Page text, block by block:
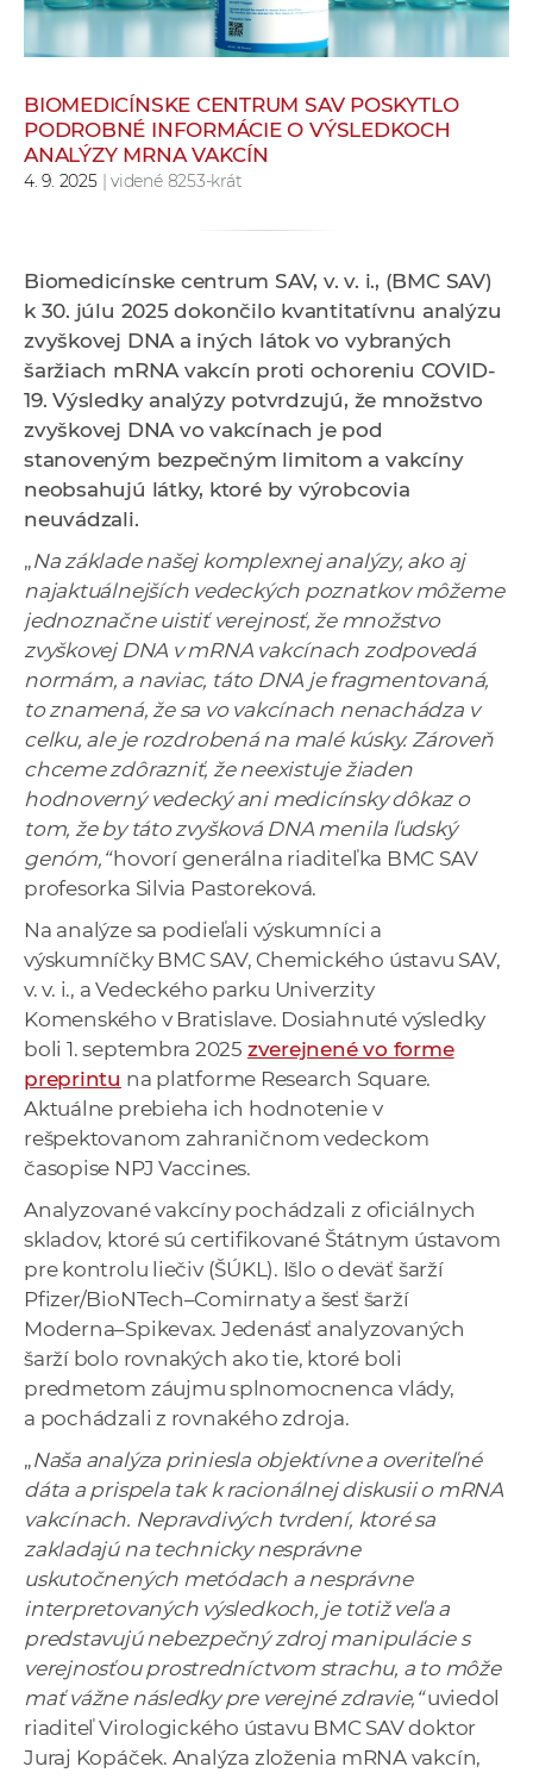
e
r
a
č
k
a
c
a
c
S
BIOMEDICÍNSKE CENTRUM SAV POSKYTLO
PODROBNÉ INFORMÁCIE O VÝSLEDKOCH
ANALÝZY MRNA VAKCÍN
4. 9. 2025| videné 8253-krát
Biomedicínske centrum SAV, v. v. i., (BMC SAV)
k 30. júlu 2025 dokončilo kvantitatívnu analýzu
zvyškovej DNA a iných látok vo vybraných
šaržiach mRNA vakcín proti ochoreniu COVID-
19. Výsledky analýzy potvrdzujú, že množstvo
zvyškovej DNA vo vakcínach je pod
stanoveným bezpečným limitom a vakcíny
neobsahujú látky, ktoré by výrobcovia
neuvádzali.
„Na základe našej komplexnej analýzy, ako aj
najaktuálnejších vedeckých poznatkov môžeme
jednoznačne uistiť verejnosť, že množstvo
zvyškovej DNA v mRNA vakcínach zodpovedá
normám, a naviac, táto DNA je fragmentovaná,
to znamená, že sa vo vakcínach nenachádza v
celku, ale je rozdrobená na malé kúsky. Zároveň
chceme zdôrazniť, že neexistuje žiaden
hodnoverný vedecký ani medicínsky dôkaz o
tom, že by táto zvyšková DNA menila ľudský
genóm,“hovorí generálna riaditeľka BMC SAV
profesorka Silvia Pastoreková.
Na analýze sa podieľali výskumníci a
výskumníčky BMC SAV, Chemického ústavu SAV,
v. v. i., a Vedeckého parku Univerzity
Komenského v Bratislave. Dosiahnuté výsledky
boli 1. septembra 2025 zverejnené vo forme
preprintu na platforme Research Square.
Aktuálne prebieha ich hodnotenie v
rešpektovanom zahraničnom vedeckom
časopise NPJ Vaccines.
Analyzované vakcíny pochádzali z oficiálnych
skladov, ktoré sú certifikované Štátnym ústavom
pre kontrolu liečiv (ŠÚKL). Išlo o deväť šarží
Pfizer/BioNTech–Comirnaty a šesť šarží
Moderna–Spikevax. Jedenásť analyzovaných
šarží bolo rovnakých ako tie, ktoré boli
predmetom záujmu splnomocnenca vlády,
a pochádzali z rovnakého zdroja.
„Naša analýza priniesla objektívne a overiteľné
dáta a prispela tak k racionálnej diskusii o mRNA
vakcínach. Nepravdivých tvrdení, ktoré sa
zakladajú na technicky nesprávne
uskutočnených metódach a nesprávne
interpretovaných výsledkoch, je totiž veľa a
predstavujú nebezpečný zdroj manipulácie s
verejnosťou prostredníctvom strachu, a to môže
mať vážne následky pre verejné zdravie,“uviedol
riaditeľ Virologického ústavu BMC SAV doktor
Juraj Kopáček. Analýza zloženia mRNA vakcín,